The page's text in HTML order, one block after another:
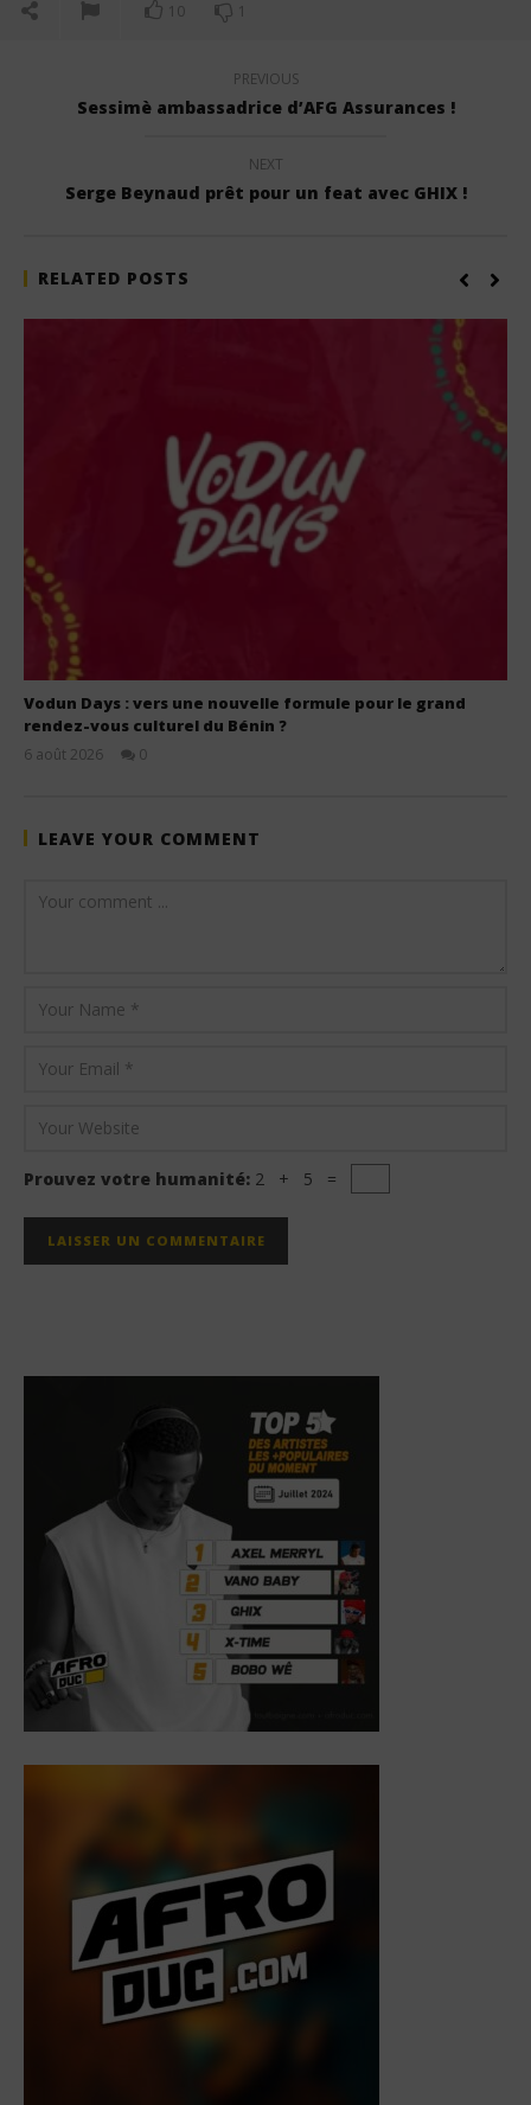
10 1
PREVIOUS
Sessimè ambassadrice d’AFG Assurances !
NEXT
Serge Beynaud prêt pour un feat avec GHIX !
RELATED POSTS
Vodun Days : vers une nouvelle formule pour le grand
rendez-vous culturel du Bénin ?
6 août 2026
0
LEAVE YOUR COMMENT
Prouvez votre humanité: 2 + 5 =